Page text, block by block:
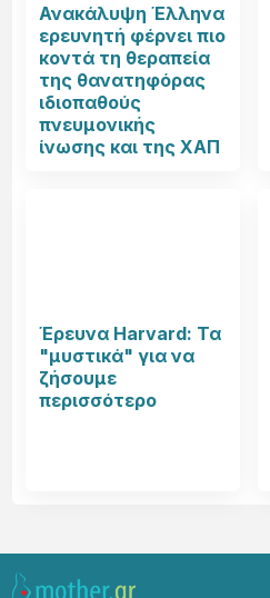
Ανακάλυψη Έλληνα
ερευνητή φέρνει πιο
κοντά τη θεραπεία
της θανατηφόρας
ιδιοπαθούς
πνευμονικής
ίνωσης και της ΧΑΠ
Έρευνα Harvard: Τα
"μυστικά" για να
ζήσουμε
περισσότερο